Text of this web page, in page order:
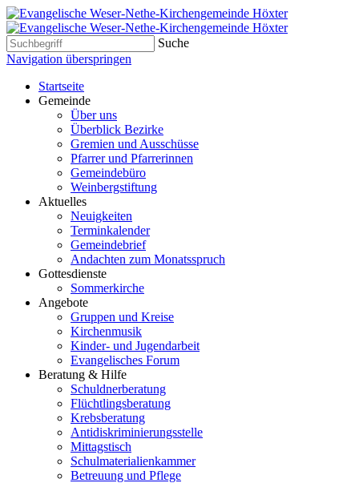
Suche
Navigation überspringen
Startseite
Gemeinde
Über uns
Überblick Bezirke
Gremien und Ausschüsse
Pfarrer und Pfarrerinnen
Gemeindebüro
Weinbergstiftung
Aktuelles
Neuigkeiten
Terminkalender
Gemeindebrief
Andachten zum Monatsspruch
Gottesdienste
Sommerkirche
Angebote
Gruppen und Kreise
Kirchenmusik
Kinder- und Jugendarbeit
Evangelisches Forum
Beratung & Hilfe
Schuldnerberatung
Flüchtlingsberatung
Krebsberatung
Antidiskriminierungsstelle
Mittagstisch
Schulmaterialienkammer
Betreuung und Pflege